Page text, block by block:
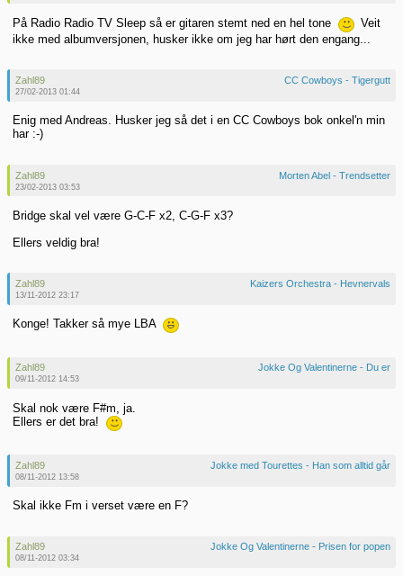
På Radio Radio TV Sleep så er gitaren stemt ned en hel tone
Veit
ikke med albumversjonen, husker ikke om jeg har hørt den engang...
Zahl89
27/02-2013 01:44
CC Cowboys - Tigergutt
Enig med Andreas. Husker jeg så det i en CC Cowboys bok onkel'n min
har :-)
Zahl89
23/02-2013 03:53
Morten Abel - Trendsetter
Bridge skal vel være G-C-F x2, C-G-F x3?
Ellers veldig bra!
Zahl89
13/11-2012 23:17
Kaizers Orchestra - Hevnervals
Konge! Takker så mye LBA
Zahl89
09/11-2012 14:53
Jokke Og Valentinerne - Du er
Skal nok være F#m, ja.
Ellers er det bra!
Zahl89
08/11-2012 13:58
Jokke med Tourettes - Han som alltid går
Skal ikke Fm i verset være en F?
Zahl89
08/11-2012 03:34
Jokke Og Valentinerne - Prisen for popen